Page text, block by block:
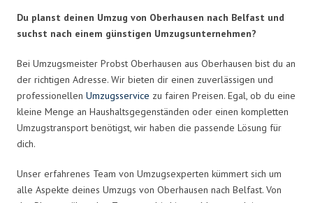
Du planst deinen Umzug von Oberhausen nach Belfast und
suchst nach einem günstigen Umzugsunternehmen?
Bei Umzugsmeister Probst Oberhausen aus Oberhausen bist du an
der richtigen Adresse. Wir bieten dir einen zuverlässigen und
professionellen Umzugsservice zu fairen Preisen. Egal, ob du eine
kleine Menge an Haushaltsgegenständen oder einen kompletten
Umzugstransport benötigst, wir haben die passende Lösung für
dich.
Unser erfahrenes Team von Umzugsexperten kümmert sich um
alle Aspekte deines Umzugs von Oberhausen nach Belfast. Von